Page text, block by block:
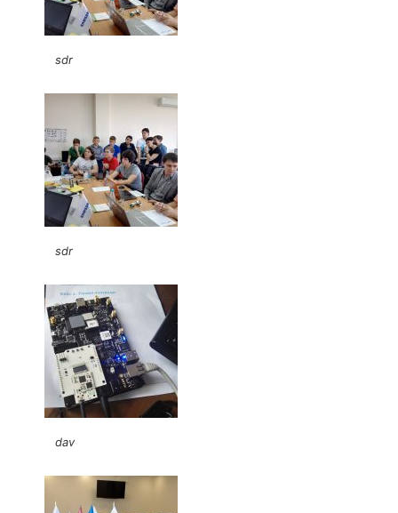
sdr
sdr
dav